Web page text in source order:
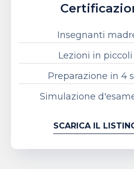
Insegnanti
Lezioni in
Preparazione in 4
Simulazione
SCARICA IL